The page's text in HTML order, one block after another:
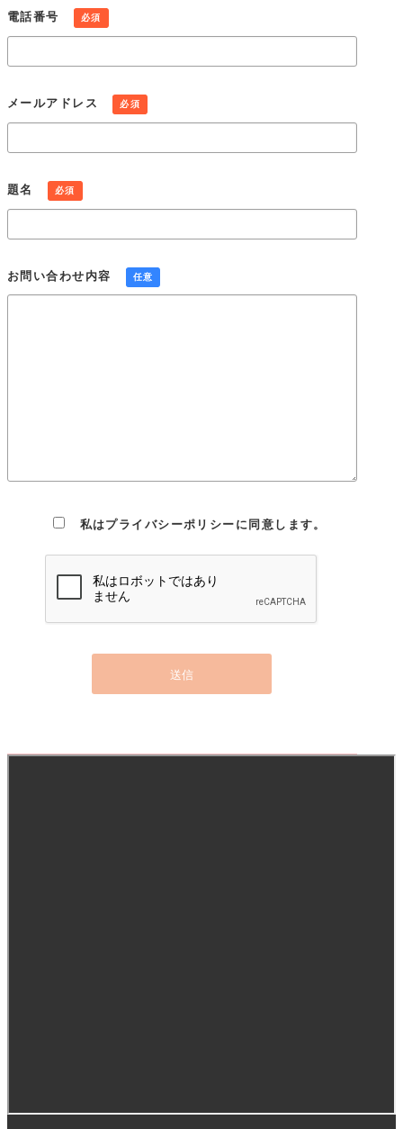
当社は、個人情報の正確性および最新性を保ち、安全に管理す
るとともに個人情報の紛失、改ざん、漏えいなどを防止するた
め、必要かつ適正な情報セキュリティー対策を実現します。
個人情報の開示・訂正・利用停止・消去
当社は、本人が個人情報について、開示・訂正・利用停止・消
去などを求める権利を有していることを認識し、個人情報相談
窓口を設置して、これらの要求ある場合には、法令にしたがっ
当社は、業務上使用する個人情報について適正な管理を実施す
るとともに、業務上の個人情報の適正な取り扱いを実現するた
当社は、この個人情報保護方針を実行するため、個人情報保護
社内ルールを策定し、これを研修・教育を通じて社内に周知徹
電話番号 必須
メールアドレス 必須
題名 必須
お問い合わせ内容 任意
私はプライバシーポリシーに同意します。